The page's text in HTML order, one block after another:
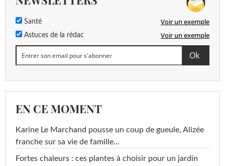
Santé Voir un exemple
Astuces de la rédac Voir un exemple
EN CE MOMENT
Karine Le Marchand pousse un coup de gueule, Alizée
franche sur sa vie de famille...
Fortes chaleurs : ces plantes à choisir pour un jardin